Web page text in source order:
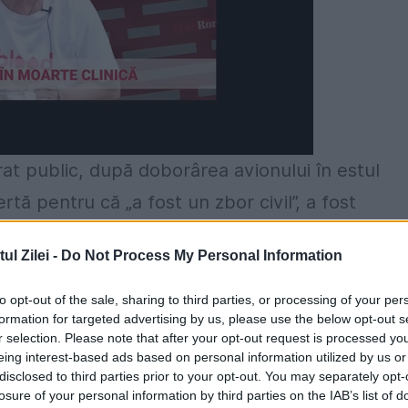
Zilei - Do Not Process My Personal Information
opt-out of the sale, sharing to third parties, or processing of your
for targeted advertising by us, please use the below opt-out
selection. Please note that after your opt-out request is processed
interest-based ads based on personal information utilized by us
to third parties prior to your opt-out. You may separately
of your personal information by third parties on the IAB’s list of
public, după doborârea avionului în estul
pentru că „a fost un zbor civil”, a fost
El a vizitat, la Răstolița, casele
Văii Mureșului. „Când intri într-o casă
te reîntorci la obârșie și-ți aduci aminte că
a declarat ministrul.
celebru